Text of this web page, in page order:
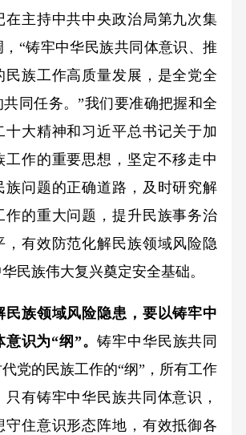
在主持中共中央政治局第九次集
“铸牢中华民族共同体意识、推
民族工作高质量发展，是全党全
共同任务。”我们要准确把握和全
十大精神和习近平总书记关于加
工作的重要思想，坚定不移走中
族问题的正确道路，及时研究解
作的重大问题，提升民族事务治
，有效防范化解民族领域风险隐
民族伟大复兴奠定安全基础。
民族领域风险隐患，要以铸牢中
意识为“纲”。铸牢中华民族共同
党的民族工作的“纲”，所有工作
有铸牢中华民族共同体意识，
守住意识形态阵地，有效抵御各